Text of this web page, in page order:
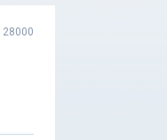
28000